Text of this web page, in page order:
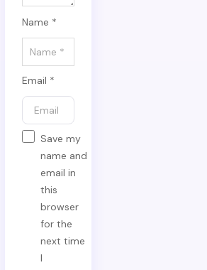
Name *
Email *
Save my
name and
email in
this
browser
for the
next time
I